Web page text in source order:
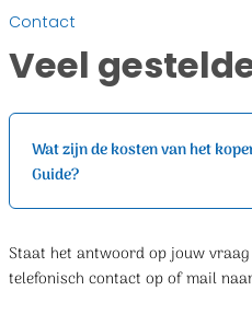
Contact
Veel
Wat zijn de kosten van het
Guide?
Staat het antwoord op jouw
telefonisch contact op of mail